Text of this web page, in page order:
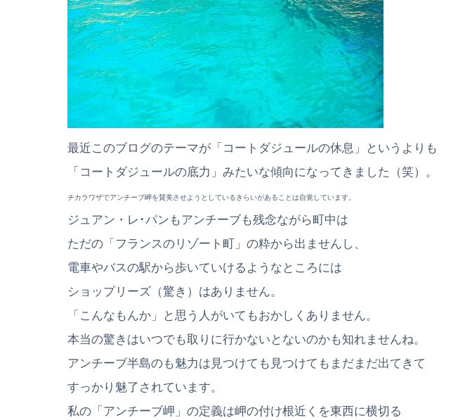
最近このブログのテーマが「コートダジュールの休息」というよりも
「コートダジュールの底力」みたいな傾向になってきました（笑）。
チカラワザでアンチーブ岬を賛美させようとしているきらいがあることは自覚しています。
ジュアン・レ･パンもアンチーブも残念ながら町中は
ただの「フランスのリゾート町」の粋から出ませんし、
電車やバスの駅から歩いていけるようなところには
ショップリーズ（驚き）はありません。
「こんなもんか」と思う人がいてもおかしくありません。
本当の驚きはいつでも取りに行かないとないのかも知れませんね。
アンチーブ半島のも魅力は見つけても見つけてもまだまだ出てきて
すっかり魅了されています。
私の「アンチーブ岬」の定義は岬の付け根近くを東西に横切る